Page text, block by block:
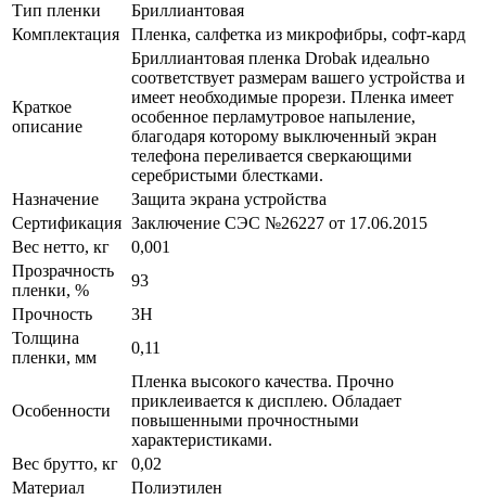
Тип пленки
Бриллиантовая
Комплектация
Пленка, салфетка из микрофибры, софт-кард
Краткое
описание
Бриллиантовая пленка Drobak идеально
соответствует размерам вашего устройства и
имеет необходимые прорези. Пленка имеет
особенное перламутровое напыление,
благодаря которому выключенный экран
телефона переливается сверкающими
серебристыми блестками.
Назначение
Защита экрана устройства
Сертификация Заключение СЭС №26227 от 17.06.2015
Вес нетто, кг
0,001
Прозрачность
пленки, %
93
Прочность
3H
Толщина
пленки, мм
0,11
Особенности
Пленка высокого качества. Прочно
приклеивается к дисплею. Обладает
повышенными прочностными
характеристиками.
Вес брутто, кг
0,02
Материал
Полиэтилен